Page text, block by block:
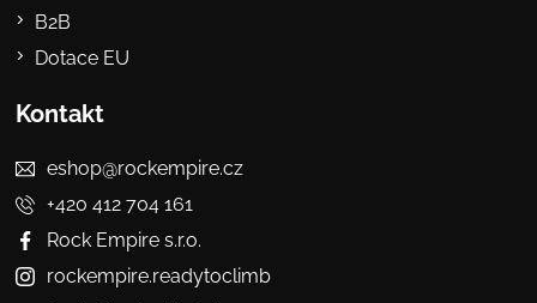
B2B
Dotace EU
Kontakt
eshop@rockempire.cz
+420 412 704 161
Rock Empire s.r.o.
rockempire.readytoclimb